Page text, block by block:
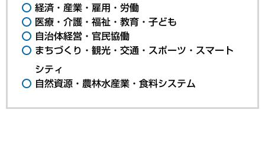
経済・産業・雇用・労働
医療・介護・福祉・教育・子ども
自治体経営・官民協働
まちづくり・観光・交通・スポーツ・スマート
シティ
自然資源・農林水産業・食料システム